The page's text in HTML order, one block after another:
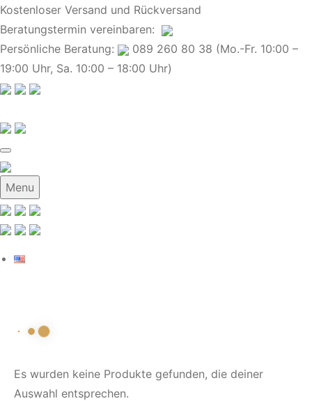
Kostenloser Versand und Rückversand
Beratungstermin vereinbaren:
Persönliche Beratung:
089 260 80 38 (Mo.-Fr. 10:00 –
19:00 Uhr, Sa. 10:00 – 18:00 Uhr)
Menu
Es wurden keine Produkte gefunden, die deiner
Auswahl entsprechen.